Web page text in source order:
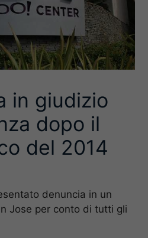
in giudizio
dopo il
del 2014
denuncia in un
Jose per conto di tutti gli